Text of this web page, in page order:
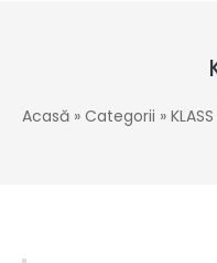
Acasă » Categorii » KLASS